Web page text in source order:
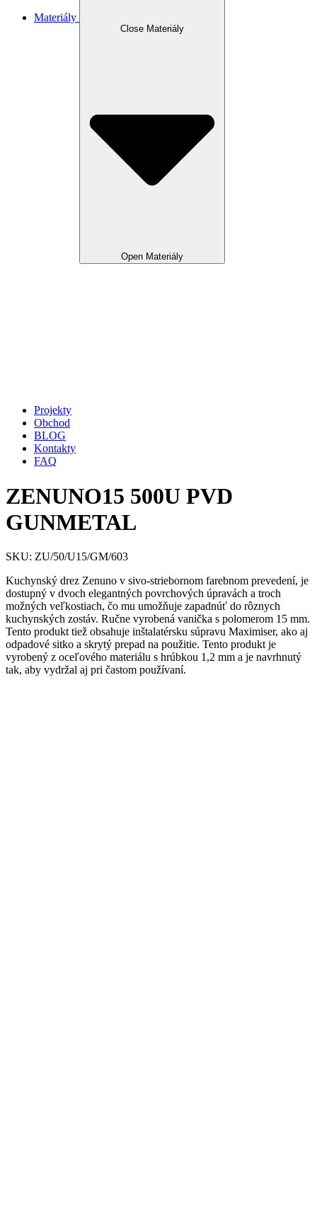
Materiály
Close Materiály
Open Materiály
Projekty
Obchod
BLOG
Kontakty
FAQ
ZENUNO15 500U PVD
GUNMETAL
SKU: ZU/50/U15/GM/603
Kuchynský drez Zenuno v sivo-striebornom farebnom prevedení, je
dostupný v dvoch elegantných povrchových úpravách a troch
možných veľkostiach, čo mu umožňuje zapadnúť do rôznych
kuchynských zostáv. Ručne vyrobená vanička s polomerom 15 mm.
Tento produkt tiež obsahuje inštalatérsku súpravu Maximiser, ako aj
odpadové sitko a skrytý prepad na použitie. Tento produkt je
vyrobený z oceľového materiálu s hrúbkou 1,2 mm a je navrhnutý
tak, aby vydržal aj pri častom používaní.